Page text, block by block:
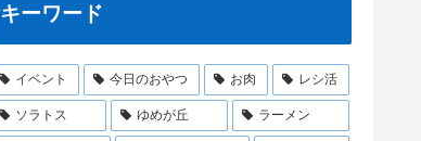
キーワード
イベント 今日のおやつ お肉 レシ活
ソラトス ゆめが丘 ラーメン